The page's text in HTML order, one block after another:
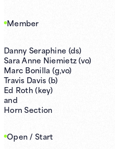
Member
Danny Seraphine (ds)
Sara Anne Niemietz (vo)
Marc Bonilla (g,vo)
Travis Davis (b)
Ed Roth (key)
and
Horn Section
Open / Start